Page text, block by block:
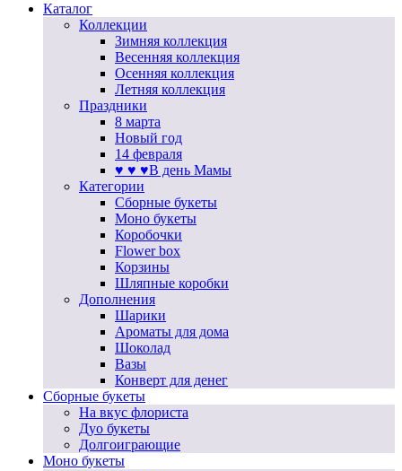
Каталог
Коллекции
Зимняя коллекция
Весенняя коллекция
Осенняя коллекция
Летняя коллекция
Праздники
8 марта
Новый год
14 февраля
♥ ♥ ♥В день Мамы
Категории
Сборные букеты
Моно букеты
Коробочки
Flower box
Корзины
Шляпные коробки
Дополнения
Шарики
Ароматы для дома
Шоколад
Вазы
Конверт для денег
Сборные букеты
На вкус флориста
Дуо букеты
Долгоиграющие
Моно букеты